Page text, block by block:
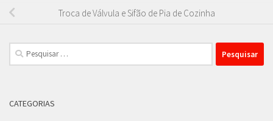
Troca de Válvula e Sifão de Pia de Cozinha
Pesquisar
por:
CATEGORIAS